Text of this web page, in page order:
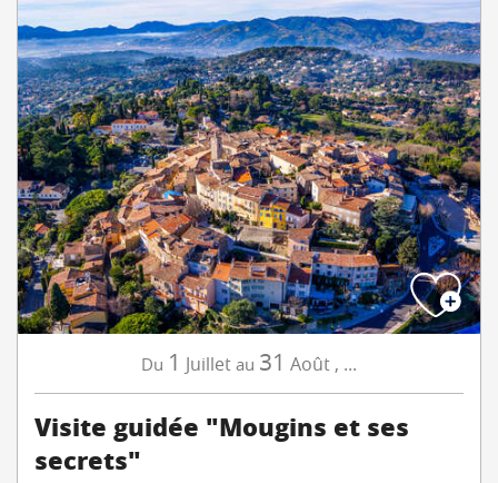
Du 1 Juillet au 31 Août , ...
Visite guidée "Mougins et ses
secrets"